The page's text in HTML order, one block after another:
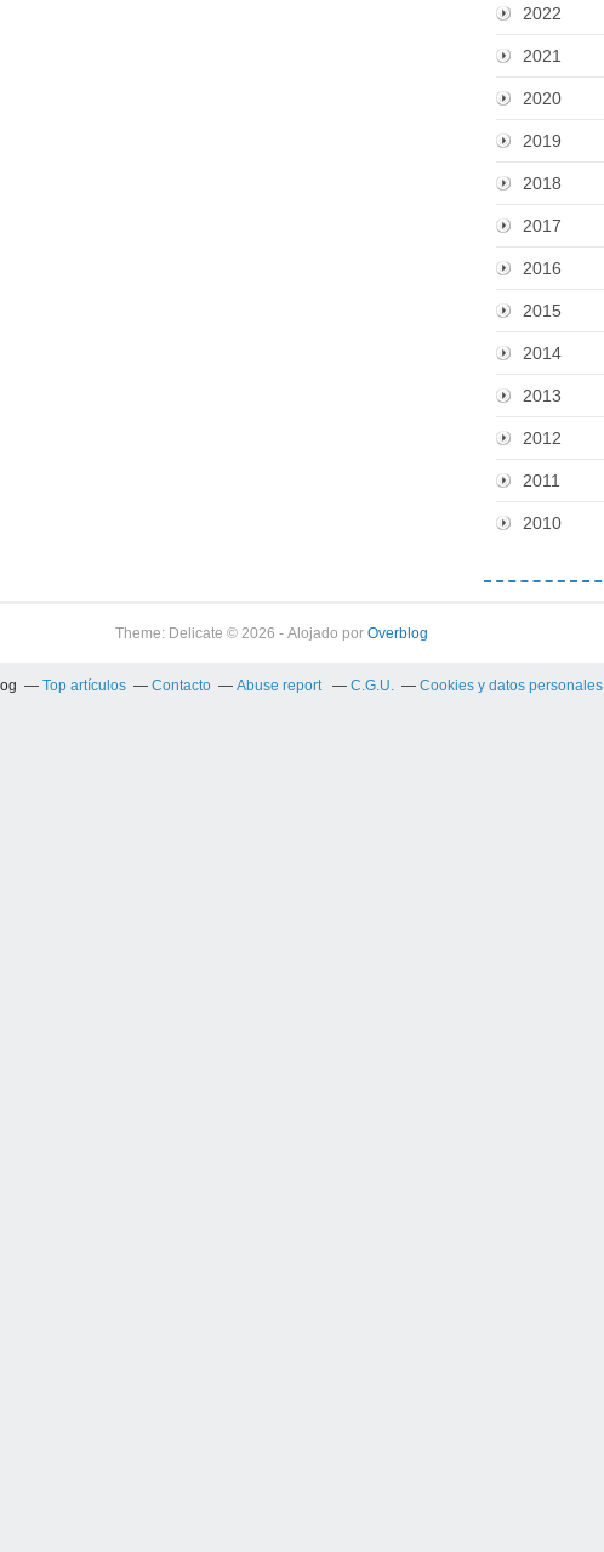
2022
2021
2020
2019
2018
2017
2016
2015
2014
2013
2012
2011
2010
Theme: Delicate © 2026 - Alojado por Overblog
Top artículos Contacto Abuse report C.G.U. Cookies y datos personales